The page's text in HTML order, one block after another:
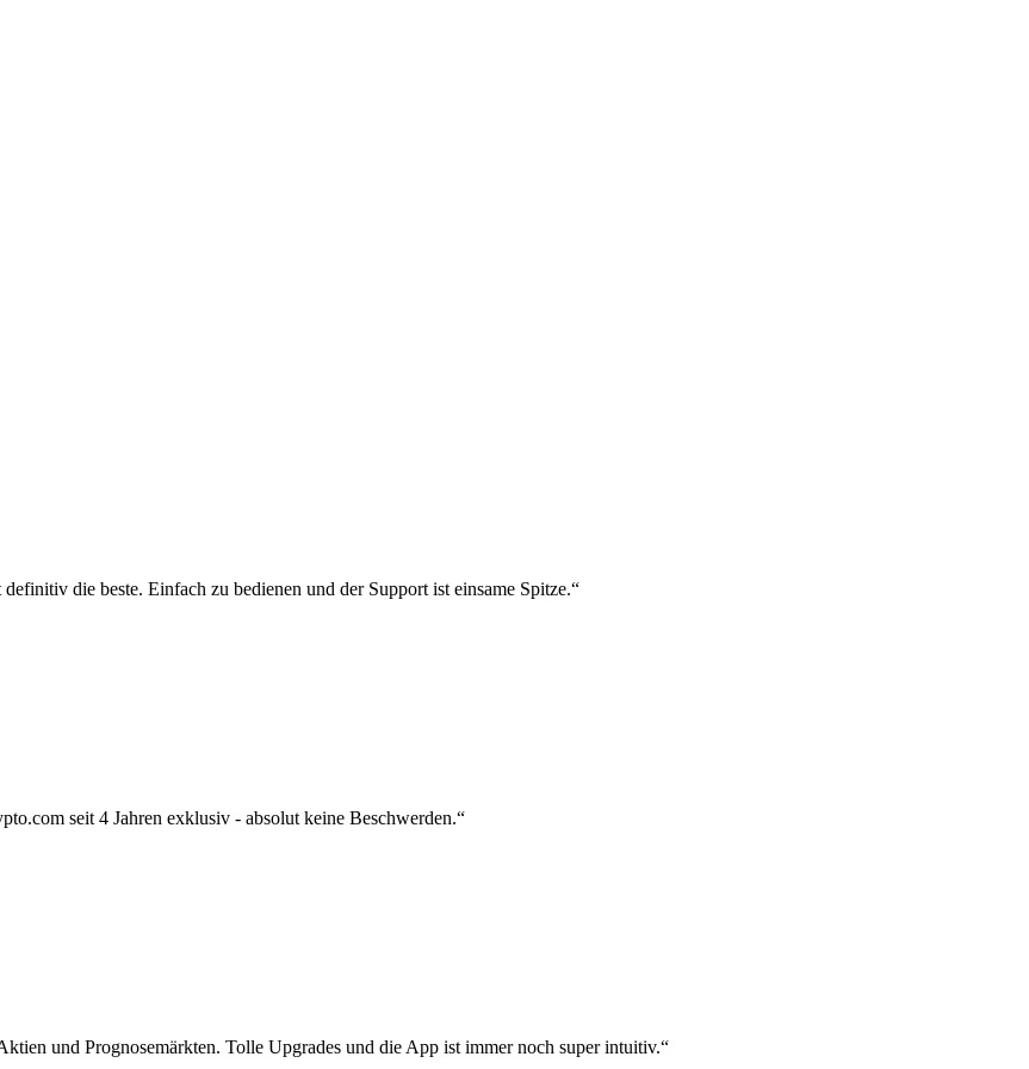
die beste. Einfach zu bedienen und der Support ist einsame Spitze.“
seit 4 Jahren exklusiv - absolut keine Beschwerden.“
und Prognosemärkten. Tolle Upgrades und die App ist immer noch super intuitiv.“